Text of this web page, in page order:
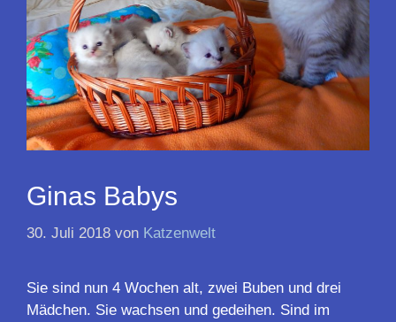
Ginas Babys
30. Juli 2018 von Katzenwelt
Sie sind nun 4 Wochen alt, zwei Buben und drei
Mädchen. Sie wachsen und gedeihen. Sind im